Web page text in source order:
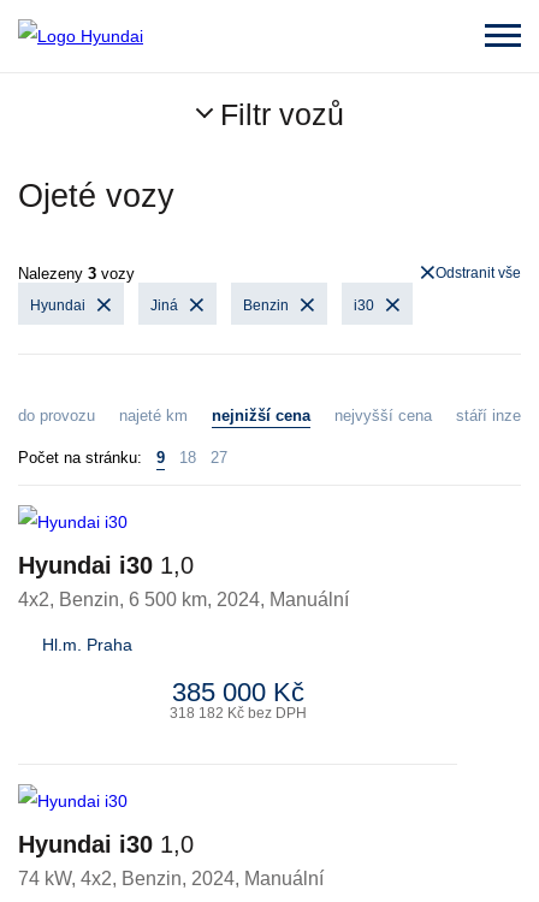
Filtr vozů
Ojeté vozy
Nalezeny 3 vozy
Hyundai Jiná Benzin i30
Odstranit vše
do provozu najeté km nejnižší cena nejvyšší cena stáří
Počet na stránku: 9 18 27
Hyundai i30 1,0
4x2, Benzin, 6 500 km, 2024, Manuální
Hl.m. Praha
385 000 Kč
318 182 Kč bez DPH
Hyundai i30 1,0
74 kW, 4x2, Benzin, 2024, Manuální